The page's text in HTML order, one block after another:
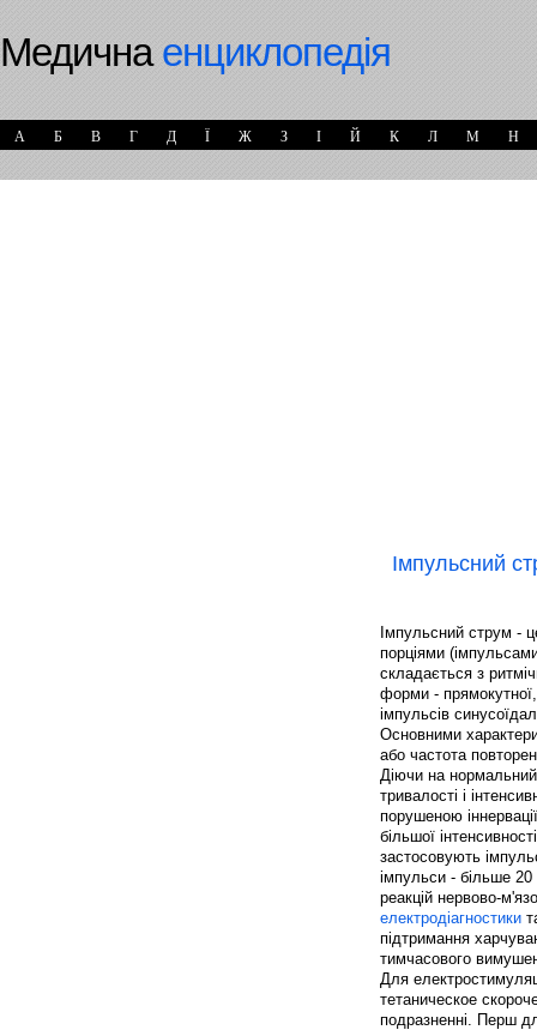
Медичнаенциклопедія
А Б В Г Д Ї Ж З І Й К Л М Н
Імпульсний
Імпульсний струм -
порціями
складається з
форми - прямокутної,
імпульсів
Основними
або частота
Діючи на
тривалості і
порушеною
більшої
застосовують
імпульси - більше 20
реакцій нервово-
електродіагностики
підтримання
тимчасового
Для
тетаническое
подразненні. Перш